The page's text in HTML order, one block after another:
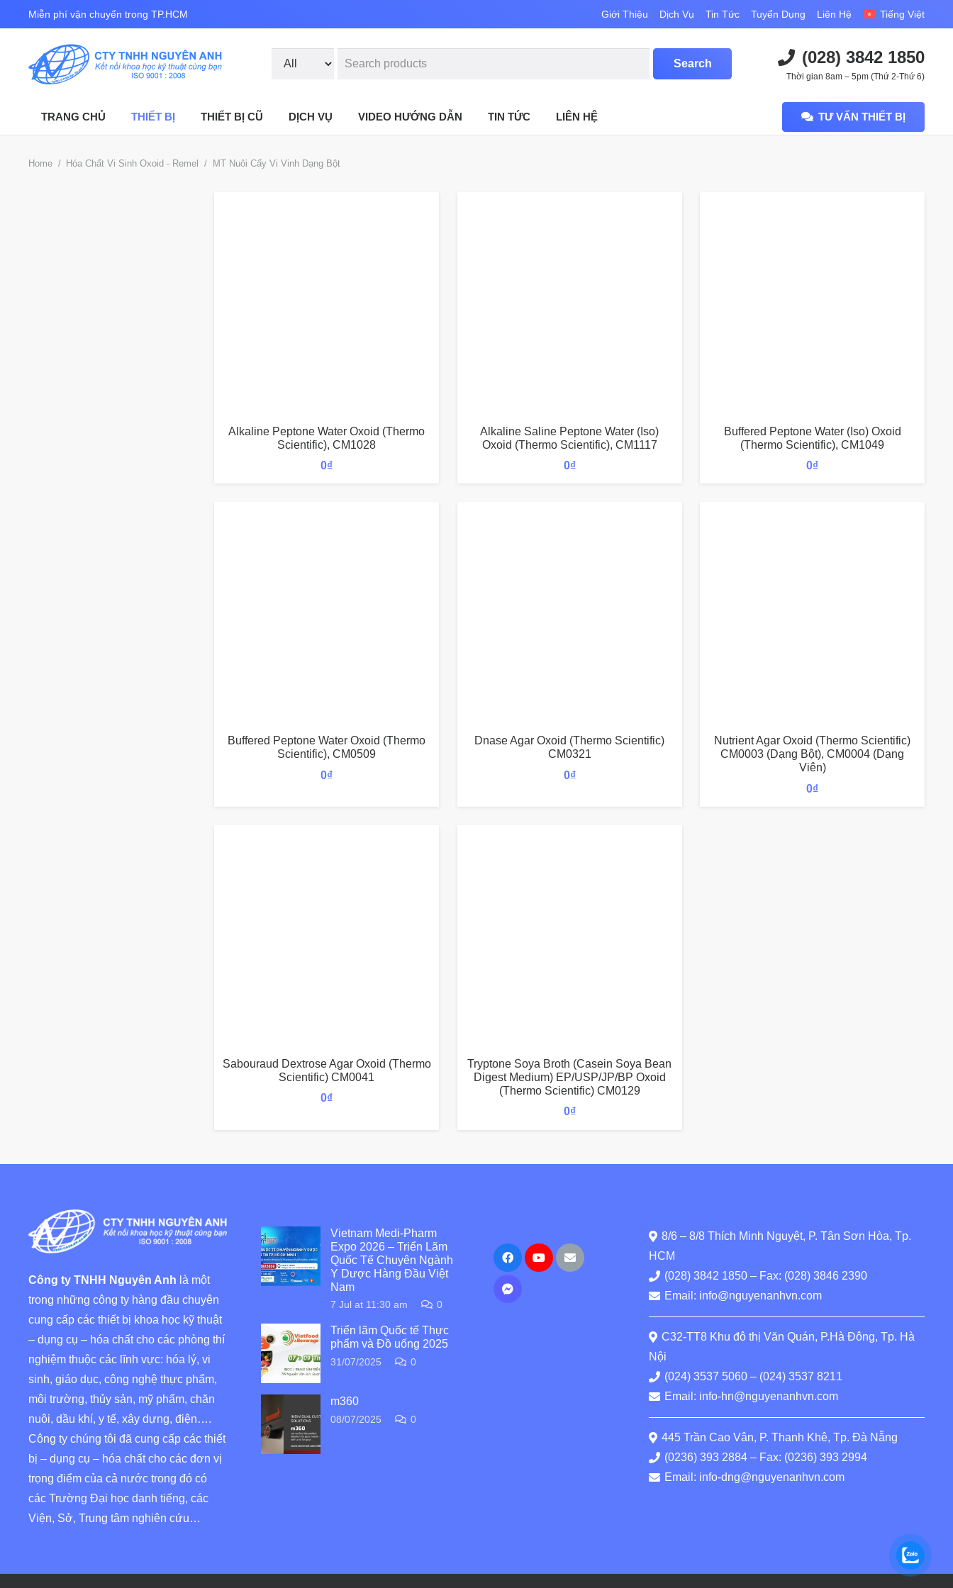
Miễn phí vận chuyển trong TP.HCM Giới Thiệu Dịch Vụ Tin Tức Tuyển Dụng Liên Hệ Tiếng Việt
(028) 3842 1850
Thời gian 8am – 5pm (Thứ 2-Thứ 6)
TRANG CHỦ THIẾT BỊ THIẾT BỊ CŨ DỊCH VỤ VIDEO HƯỚNG DẪN TIN TỨC LIÊN HỆ TƯ VẤN THIẾT BỊ
Home / Hóa Chất Vi Sinh Oxoid - Remel / MT Nuôi Cấy Vi Vinh Dạng Bột
Alkaline Peptone Water Oxoid (Thermo
Scientific), CM1028
0₫
Alkaline Saline Peptone Water (Iso)
Oxoid (Thermo Scientific), CM1117
0₫
Buffered Peptone Water (Iso) Oxoid
(Thermo Scientific), CM1049
0₫
Buffered Peptone Water Oxoid (Thermo
Scientific), CM0509
0₫
Dnase Agar Oxoid (Thermo Scientific)
CM0321
0₫
Nutrient Agar Oxoid (Thermo Scientific)
CM0003 (dạng Bột), CM0004 (dạng
Viên)
0₫
Sabouraud Dextrose Agar Oxoid (Thermo
Scientific) CM0041
0₫
Tryptone Soya Broth (Casein Soya Bean
Digest Medium) EP/USP/JP/BP Oxoid
(Thermo Scientific) CM0129
0₫
Công ty TNHH Nguyên Anh là một
trong những công ty hàng đầu chuyên
cung cấp các thiết bị khoa học kỹ thuật
– dụng cụ – hóa chất cho các phòng thí
nghiệm thuộc các lĩnh vực: hóa lý, vi
sinh, giáo dục, công nghệ thực phẩm,
môi trường, thủy sản, mỹ phẩm, chăn
nuôi, dầu khí, y tế, xây dựng, điện….
Công ty chúng tôi đã cung cấp các thiết
bị – dụng cụ – hóa chất cho các đơn vị
trọng điểm của cả nước trong đó có
các Trường Đại học danh tiếng, các
Viện, Sở, Trung tâm nghiên cứu…
Vietnam Medi-Pharm
Expo 2026 – Triển Lãm
Quốc Tế Chuyên Ngành
Y Dược Hàng Đầu Việt
Nam
7 Jul at 11:30 am 0
Triển lãm Quốc tế Thực
phẩm và Đồ uống 2025
31/07/2025 0
m360
08/07/2025 0
8/6 – 8/8 Thích Minh Nguyệt, P. Tân Sơn Hòa, Tp.
HCM
(028) 3842 1850 – Fax: (028) 3846 2390
Email: info@nguyenanhvn.com
C32-TT8 Khu đô thị Văn Quán, P.Hà Đông, Tp. Hà
Nội
(024) 3537 5060 – (024) 3537 8211
Email: info-hn@nguyenanhvn.com
445 Trần Cao Vân, P. Thanh Khê, Tp. Đà Nẵng
(0236) 393 2884 – Fax: (0236) 393 2994
Email: info-dng@nguyenanhvn.com